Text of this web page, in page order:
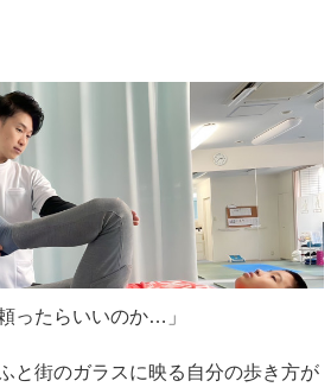
ったらいいのか…」
と街のガラスに映る自分の歩き方が